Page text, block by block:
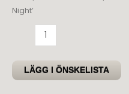
Night’
'Gipsy
Night'
LÄGG I ÖNSKELISTA